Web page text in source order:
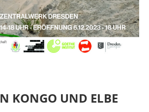
KONGO UND ELBE